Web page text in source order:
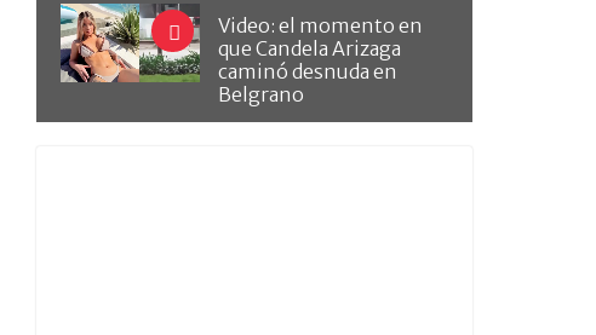
Video: el momento en
que Candela Arizaga
caminó desnuda en
Belgrano